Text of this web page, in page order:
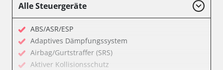
Alle Steuergeräte
ABS/ASR/ESP
Adaptives Dämpfungssystem
Airbag/Gurtstraffer (SRS)
Aktiver Kollisionsschutz